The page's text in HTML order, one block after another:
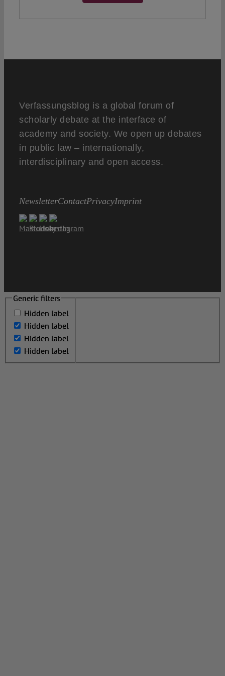
Verfassungsblog is a global forum of
scholarly debate at the interface of
academy and society. We open up debates
in public law – internationally,
interdisciplinary and open access.
NewsletterContactPrivacyImprint
Generic filters
Hidden label
Hidden label
Hidden label
Hidden label
Generic filters
Hidden label
Hidden label
Hidden label
Hidden label